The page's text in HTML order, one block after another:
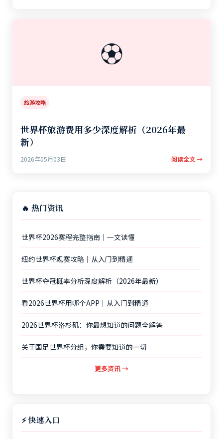
⚽
旅游攻略
世界杯旅游费用多少深度解析（2026年最
新）
2026年05月03日 阅读全文 →
🔥 热门资讯
世界杯2026赛程完整指南｜一文读懂
纽约世界杯观赛攻略｜从入门到精通
世界杯夺冠概率分析深度解析（2026年最新）
看2026世界杯用哪个APP｜从入门到精通
2026世界杯洛杉矶：你最想知道的问题全解答
关于国足世界杯分组，你需要知道的一切
更多资讯 →
⚡ 快速入口